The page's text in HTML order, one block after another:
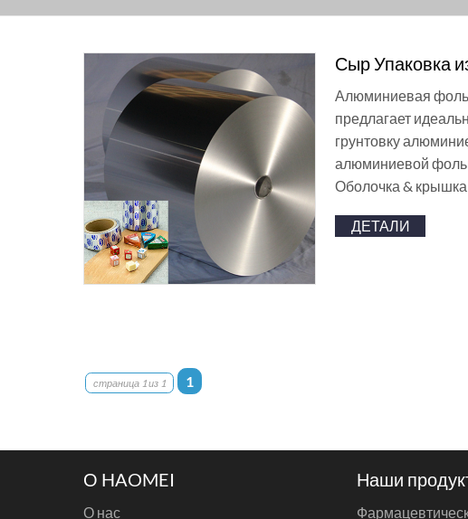
Сыр Упаковка
Алюминиевая
предлагает
грунтовку
алюминиевой
Оболочка & крышка
ДЕТАЛИ
страница 1 из 1 1
О HAOMEI
О нас
Наши